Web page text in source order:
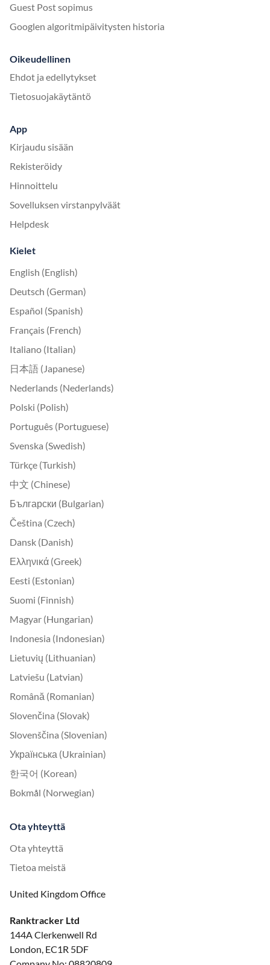
Guest Post sopimus
Googlen algoritmipäivitysten historia
Oikeudellinen
Ehdot ja edellytykset
Tietosuojakäytäntö
App
Kirjaudu sisään
Rekisteröidy
Hinnoittelu
Sovelluksen virstanpylväät
Helpdesk
Kielet
English (English)
Deutsch (German)
Español (Spanish)
Français (French)
Italiano (Italian)
日本語 (Japanese)
Nederlands (Nederlands)
Polski (Polish)
Português (Portuguese)
Svenska (Swedish)
Türkçe (Turkish)
中文 (Chinese)
Български (Bulgarian)
Čeština (Czech)
Dansk (Danish)
Ελληνικά (Greek)
Eesti (Estonian)
Suomi (Finnish)
Magyar (Hungarian)
Indonesia (Indonesian)
Lietuvių (Lithuanian)
Latviešu (Latvian)
Română (Romanian)
Slovenčina (Slovak)
Slovenščina (Slovenian)
Українська (Ukrainian)
한국어 (Korean)
Bokmål (Norwegian)
Ota yhteyttä
Ota yhteyttä
Tietoa meistä
United Kingdom Office
Ranktracker Ltd
144A Clerkenwell Rd
London, EC1R 5DF